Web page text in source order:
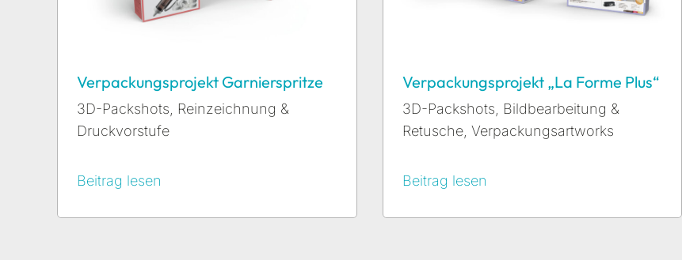
Verpackungsprojekt Garnierspritze
3D-Packshots Reinzeichnung &
Druckvorstufe
Beitrag lesen
Verpackungsprojekt „La Forme Plus“
3D-Packshots Bildbearbeitung &
Retusche, Verpackungsartworks
Beitrag lesen